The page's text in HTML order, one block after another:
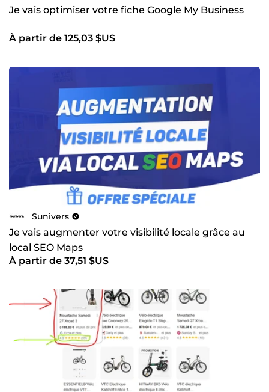
Je vais optimiser votre fiche Google My Business
À partir de 125,03 $US
Sunivers
Je vais augmenter votre visibilité locale grâce au
local SEO Maps
À partir de 37,51 $US